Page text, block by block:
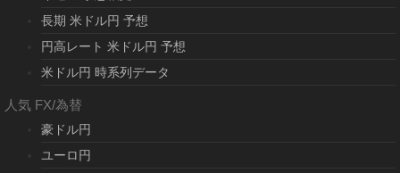
長期 米ドル円 予想
円高レート 米ドル円 予想
米ドル円 時系列データ
人気 FX/為替
豪ドル円
ユーロ円